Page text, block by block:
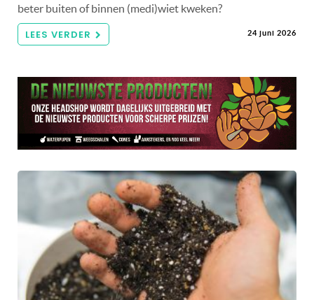
beter buiten of binnen (medi)wiet kweken?
LEES VERDER 24 juni 2026